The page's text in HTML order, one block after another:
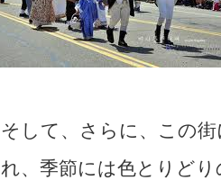
そして、さらに、この
れ、季節には色とりど